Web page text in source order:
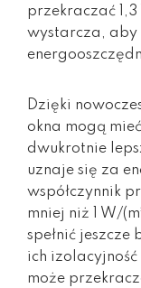
przekraczać
wystarcza, aby
Dzięki
okna mogą
dwukrotnie
uznaje się za
współczynnik
mniej niż 1 W/
spełnić
ich
może